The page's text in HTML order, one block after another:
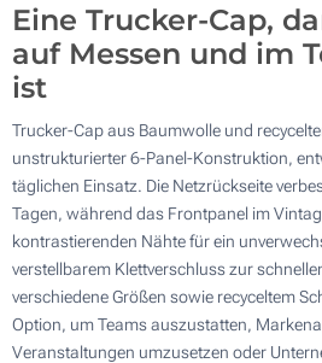
Eine Trucker-Cap,
auf Messen und im
ist
Trucker-Cap aus Baumwolle und
unstrukturierter 6-Panel-Konstruktion,
täglichen Einsatz. Die Netzrückseite
Tagen, während das Frontpanel im
kontrastierenden Nähte für ein
verstellbarem Klettverschluss zur
verschiedene Größen sowie recyceltem
Option, um Teams auszustatten,
Veranstaltungen umzusetzen oder